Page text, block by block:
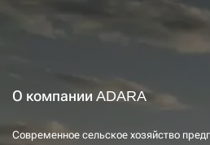
О компании ADARA
Современное сельское хозяйство